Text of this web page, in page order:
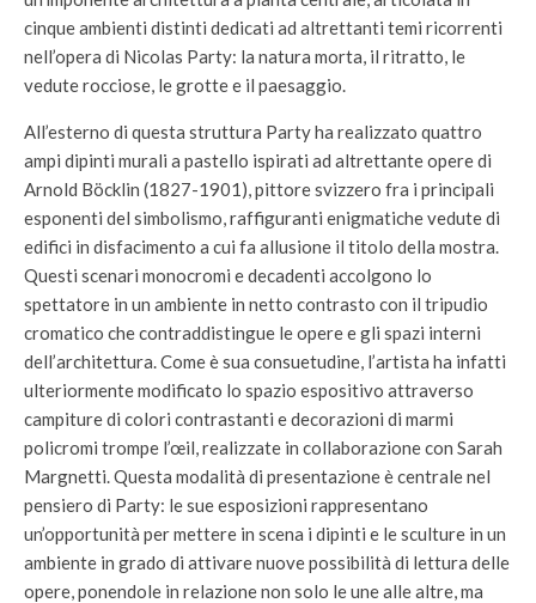
cinque ambienti distinti dedicati ad altrettanti temi ricorrenti
nell’opera di Nicolas Party: la natura morta, il ritratto, le
vedute rocciose, le grotte e il paesaggio.
All’esterno di questa struttura Party ha realizzato quattro
ampi dipinti murali a pastello ispirati ad altrettante opere di
Arnold Böcklin (1827-1901), pittore svizzero fra i principali
esponenti del simbolismo, raffiguranti enigmatiche vedute di
edifici in disfacimento a cui fa allusione il titolo della mostra.
Questi scenari monocromi e decadenti accolgono lo
spettatore in un ambiente in netto contrasto con il tripudio
cromatico che contraddistingue le opere e gli spazi interni
dell’architettura. Come è sua consuetudine, l’artista ha infatti
ulteriormente modificato lo spazio espositivo attraverso
campiture di colori contrastanti e decorazioni di marmi
policromi trompe l’œil, realizzate in collaborazione con Sarah
Margnetti. Questa modalità di presentazione è centrale nel
pensiero di Party: le sue esposizioni rappresentano
un’opportunità per mettere in scena i dipinti e le sculture in un
ambiente in grado di attivare nuove possibilità di lettura delle
opere, ponendole in relazione non solo le une alle altre, ma